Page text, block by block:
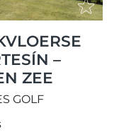
–
ZEE
GOLF